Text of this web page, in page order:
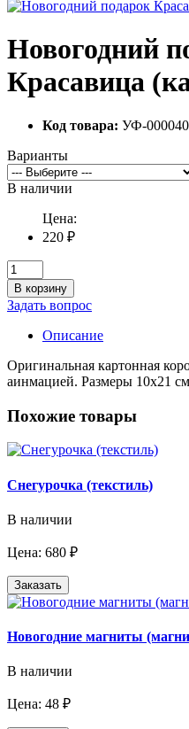
Новогодний
Красавица
Код товара: УФ-
Варианты
В наличии
Цена:
220 ₽
В корзину
Задать вопрос
Описание
Оригинальная картонная
аинмацией. Размеры 10х21 см
Похожие товары
Снегурочка (текстиль)
В наличии
Цена: 680 ₽
Заказать
Новогодние магниты
В наличии
Цена: 48 ₽